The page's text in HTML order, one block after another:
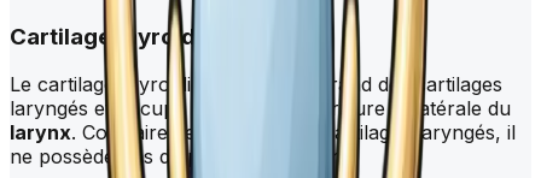
Cartilage thyroïdien
Le cartilage thyroïdien est le plus grand des cartilages
laryngés et occupe les parties antérieure et latérale du
larynx. Contrairement aux autres cartilages laryngés, il
ne possède pas de partie postérieure.